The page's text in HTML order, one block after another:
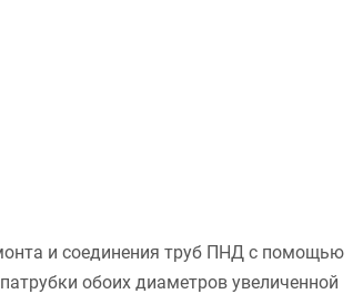
и соединения труб ПНД с помощью
обоих диаметров увеличенной